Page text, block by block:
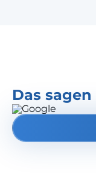
Das sagen